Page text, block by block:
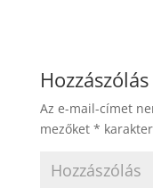
o
o
k
g
er
Az e-mail-címet
mezőket *